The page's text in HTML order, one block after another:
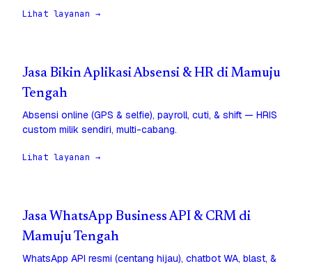
Lihat layanan →
Jasa Bikin Aplikasi Absensi & HR di Mamuju
Tengah
Absensi online (GPS & selfie), payroll, cuti, & shift — HRIS
custom milik sendiri, multi-cabang.
Lihat layanan →
Jasa WhatsApp Business API & CRM di
Mamuju Tengah
WhatsApp API resmi (centang hijau), chatbot WA, blast, &